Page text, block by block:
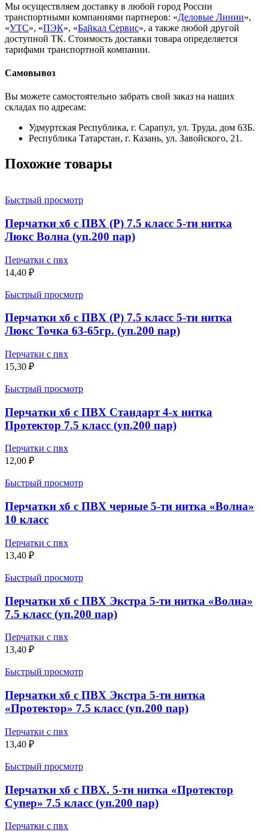
Мы осуществляем доставку в любой город России
транспортными компаниями партнеров: «Деловые Линии»,
«УТС», «ПЭК», «Байкал Сервис», а также любой другой
доступной ТК. Стоимость доставки товара определяется
тарифами транспортной компании.
Самовывоз
Вы можете самостоятельно забрать свой заказ на наших
складах по адресам:
Удмуртская Республика, г. Сарапул, ул. Труда, дом 63Б.
Республика Татарстан, г. Казань, ул. Завойского, 21.
Похожие товары
Быстрый просмотр
Перчатки хб с ПВХ (Р) 7.5 класс 5-ти нитка
Люкс Волна (уп.200 пар)
Перчатки с пвх
14,40 ₽
Быстрый просмотр
Перчатки хб с ПВХ (Р) 7.5 класс 5-ти нитка
Люкс Точка 63-65гр. (уп.200 пар)
Перчатки с пвх
15,30 ₽
Быстрый просмотр
Перчатки хб с ПВХ Стандарт 4-х нитка
Протектор 7.5 класс (уп.200 пар)
Перчатки с пвх
12,00 ₽
Быстрый просмотр
Перчатки хб с ПВХ черные 5-ти нитка «Волна»
10 класс
Перчатки с пвх
13,40 ₽
Быстрый просмотр
Перчатки хб с ПВХ Экстра 5-ти нитка «Волна»
7.5 класс (уп.200 пар)
Перчатки с пвх
13,40 ₽
Быстрый просмотр
Перчатки хб с ПВХ Экстра 5-ти нитка
«Протектор» 7.5 класс (уп.200 пар)
Перчатки с пвх
13,40 ₽
Быстрый просмотр
Перчатки хб с ПВХ. 5-ти нитка «Протектор
Супер» 7.5 класс (уп.200 пар)
Перчатки с пвх